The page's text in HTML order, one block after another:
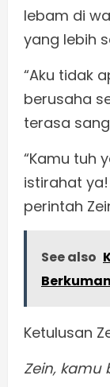
lebam di
yang lebih
“Aku tidak
berusaha
terasa
“Kamu tuh
istirahat
perintah
See also
Ketulusan
Zein, kamu